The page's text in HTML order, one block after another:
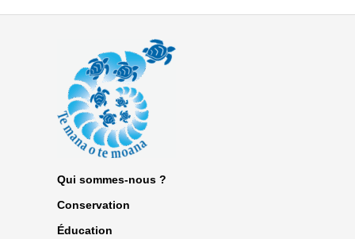
Qui sommes-nous ?
Conservation
Éducation